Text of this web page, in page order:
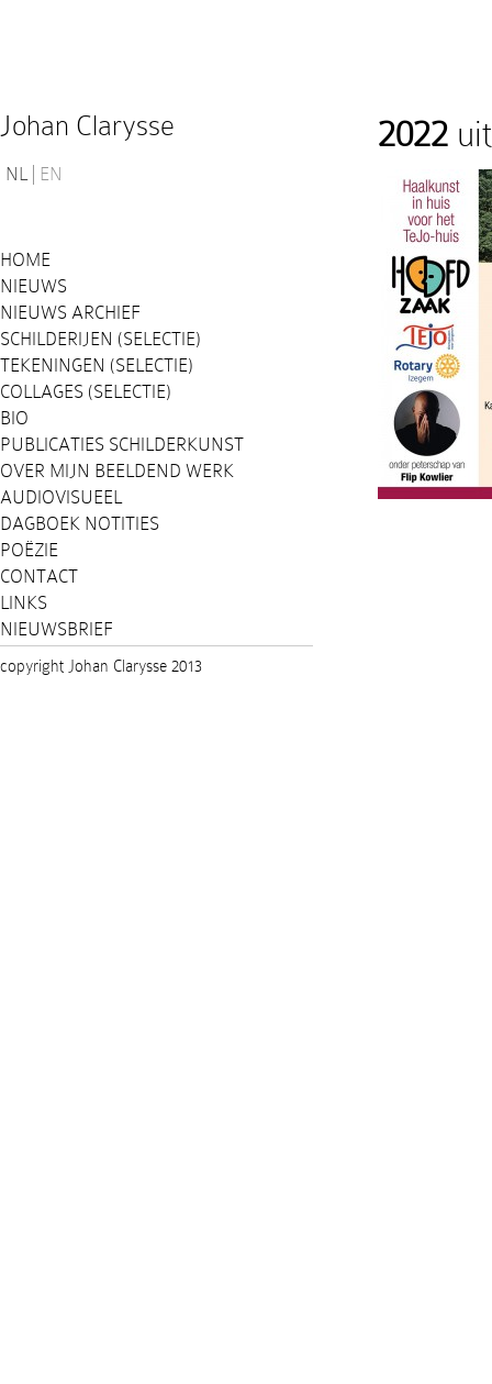
Johan Clarysse
NL EN
HOME
NIEUWS
NIEUWS ARCHIEF
SCHILDERIJEN (SELECTIE)
TEKENINGEN (SELECTIE)
COLLAGES (SELECTIE)
BIO
PUBLICATIES SCHILDERKUNST
OVER MIJN BEELDEND WERK
AUDIOVISUEEL
DAGBOEK NOTITIES
POËZIE
CONTACT
LINKS
NIEUWSBRIEF
2022
copyright Johan Clarysse 2013